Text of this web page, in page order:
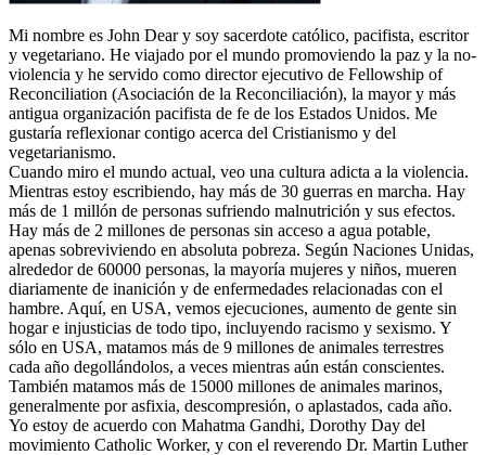
Mi nombre es John Dear y soy sacerdote católico, pacifista, escritor
y vegetariano. He viajado por el mundo promoviendo la paz y la no-
violencia y he servido como director ejecutivo de Fellowship of
Reconciliation (Asociación de la Reconciliación), la mayor y más
antigua organización pacifista de fe de los Estados Unidos. Me
gustaría reflexionar contigo acerca del Cristianismo y del
vegetarianismo.
Cuando miro el mundo actual, veo una cultura adicta a la violencia.
Mientras estoy escribiendo, hay más de 30 guerras en marcha. Hay
más de 1 millón de personas sufriendo malnutrición y sus efectos.
Hay más de 2 millones de personas sin acceso a agua potable,
apenas sobreviviendo en absoluta pobreza. Según Naciones Unidas,
alrededor de 60000 personas, la mayoría mujeres y niños, mueren
diariamente de inanición y de enfermedades relacionadas con el
hambre. Aquí, en USA, vemos ejecuciones, aumento de gente sin
hogar e injusticias de todo tipo, incluyendo racismo y sexismo. Y
sólo en USA, matamos más de 9 millones de animales terrestres
cada año degollándolos, a veces mientras aún están conscientes.
También matamos más de 15000 millones de animales marinos,
generalmente por asfixia, descompresión, o aplastados, cada año.
Yo estoy de acuerdo con Mahatma Gandhi, Dorothy Day del
movimiento Catholic Worker, y con el reverendo Dr. Martin Luther